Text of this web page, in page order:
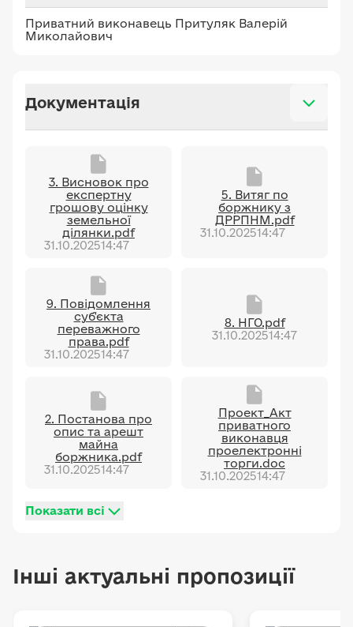
Приватний виконавець Притуляк Валерій
Миколайович
Документація
3. Висновок про
експертну
грошову оцінку
земельної
ділянки.pdf
31.10.202514:47
5. Витяг по
боржнику з
ДРРПНМ.pdf
31.10.202514:47
9. Повідомлення
суб'єкта
переважного
права.pdf
31.10.202514:47
8. НГО.pdf
31.10.202514:47
2. Постанова про
опис та арешт
майна
боржника.pdf
31.10.202514:47
Проект_Акт
приватного
виконавця
проелектронні
торги.doc
31.10.202514:47
Показати всі
Інші актуальні пропозиції